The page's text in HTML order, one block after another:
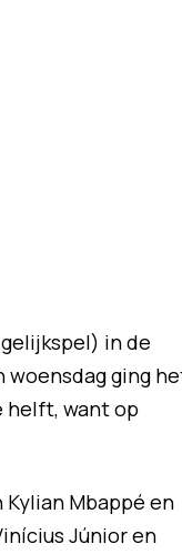
in de
ging
helft, want op
Mbappé en
Júnior en